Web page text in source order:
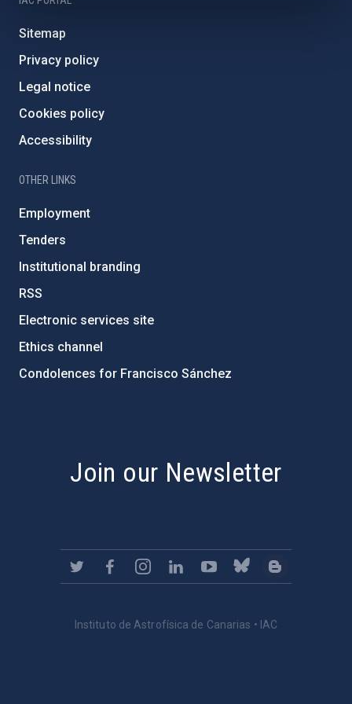
Sitemap
Privacy policy
Legal notice
Cookies policy
Accessibility
OTHER LINKS
Employment
Tenders
Institutional branding
RSS
Electronic services site
Ethics channel
Condolences for Francisco Sánchez
Join our Newsletter
Instituto de Astrofísica de Canarias • IAC